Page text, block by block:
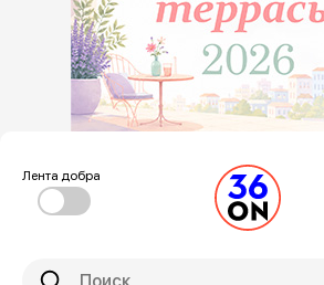
Лента добра